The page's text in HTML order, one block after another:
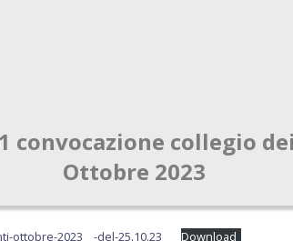
convocazione collegio
Ottobre 2023
2023__-del-25.10.23_ Download